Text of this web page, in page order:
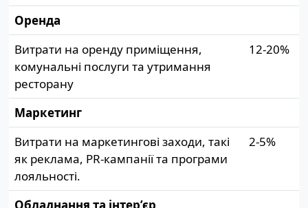
Оренда
Витрати на оренду приміщення,
комунальні послуги та утримання
ресторану
12-20%
Маркетинг
Витрати на маркетингові заходи, такі
як реклама, PR-кампанії та програми
лояльності.
2-5%
Обладнання та інтер’єр